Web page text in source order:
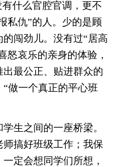
什么官腔官调，更不
私仇”的人。少的是顾
闯劲儿。没有过“居高
怒哀乐的亲身的体验，
最公正、贴进群众的
做一个真正的平心班
生之间的一座桥梁。
搞好班级工作；我保
定会想同学们所想，